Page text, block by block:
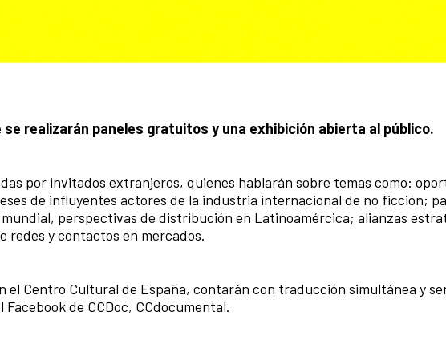
se realizarán paneles gratuitos y una exhibición abierta al público.
por invitados extranjeros, quienes hablarán sobre temas como:
de influyentes actores de la industria internacional de no ficción;
perspectivas de distribución en Latinoamércica; alianzas
redes y contactos en mercados.
el Centro Cultural de España, contarán con traducción simultánea y
de CCDoc, CCdocumental.